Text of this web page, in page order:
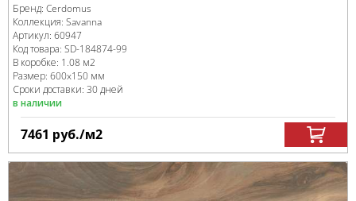
Бренд: Cerdomus
Коллекция: Savanna
Артикул: 60947
Код товара: SD-184874-99
В коробке: 1.08 м2
Размер: 600x150 мм
Сроки доставки: 30 дней
в наличии
7461 руб./м2